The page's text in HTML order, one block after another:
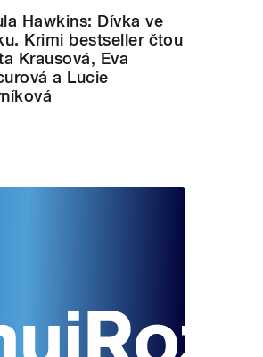
Hawkins: Dívka ve
Krimi bestseller čtou
Krausová, Eva
a Lucie